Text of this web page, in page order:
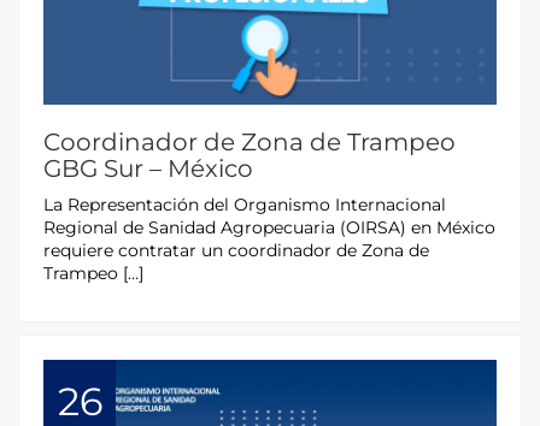
Coordinador de Zona de Trampeo
GBG Sur – México
La Representación del Organismo Internacional
Regional de Sanidad Agropecuaria (OIRSA) en México
requiere contratar un coordinador de Zona de
Trampeo […]
26